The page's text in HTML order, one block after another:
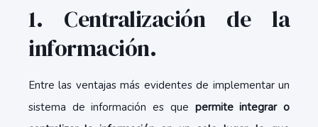
1. Centralización de la
información.
Entre las ventajas más evidentes de implementar un
sistema de información es que permite integrar o